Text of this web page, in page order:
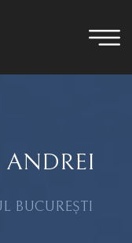
BUCUREȘTI